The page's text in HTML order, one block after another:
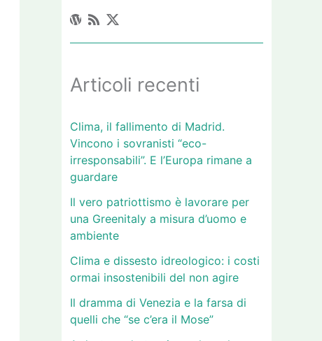
Articoli recenti
Clima, il fallimento di Madrid.
Vincono i sovranisti “eco-
irresponsabili”. E l’Europa rimane a
guardare
Il vero patriottismo è lavorare per
una Greenitaly a misura d’uomo e
ambiente
Clima e dissesto idreologico: i costi
ormai insostenibili del non agire
Il dramma di Venezia e la farsa di
quelli che “se c’era il Mose”